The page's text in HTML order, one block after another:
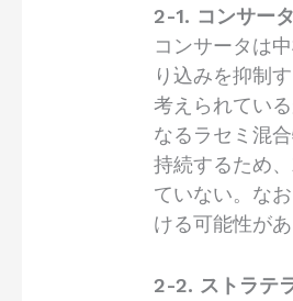
2-1. コンサー
コンサータは
り込みを抑制
考えられてい
なるラセミ混
持続するため
ていない。な
ける可能性が
2-2. ストラテ